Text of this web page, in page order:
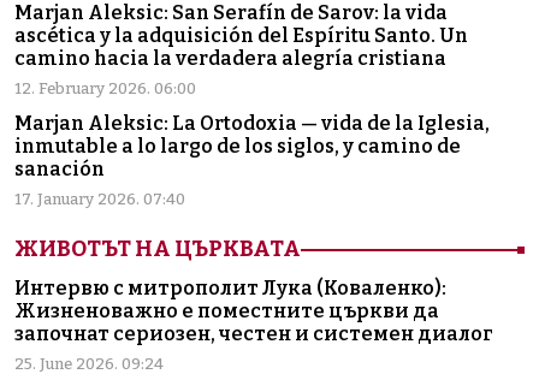
Marjan Aleksic: San Serafín de Sarov: la vida
ascética y la adquisición del Espíritu Santo. Un
camino hacia la verdadera alegría cristiana
12. February 2026. 06:00
Marjan Aleksic: La Ortodoxia — vida de la Iglesia,
inmutable a lo largo de los siglos, y camino de
sanación
17. January 2026. 07:40
ЖИВОТЪТ НА ЦЪРКВАТА
Интервю с митрополит Лука (Коваленко):
Жизненоважно е поместните църкви да
започнат сериозен, честен и системен диалог
25. June 2026. 09:24